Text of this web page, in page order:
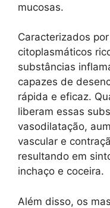
mucosas.
Caracterizados
citoplasmáticos
substâncias
capazes de
rápida e eficaz.
liberam essas
vasodilatação,
vascular e
resultando em
inchaço e coceira.
Além disso, os